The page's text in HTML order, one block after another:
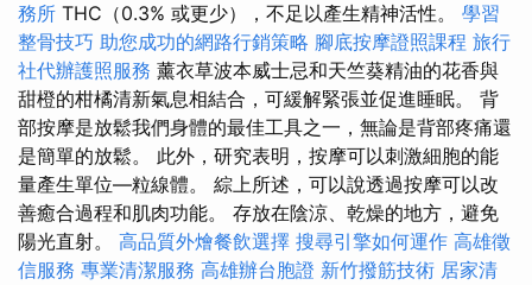
務所 THC（0.3% 或更少），不足以產生精神活性。 學習
整骨技巧 助您成功的網路行銷策略 腳底按摩證照課程 旅行
社代辦護照服務 薰衣草波本威士忌和天竺葵精油的花香與
甜橙的柑橘清新氣息相結合，可緩解緊張並促進睡眠。 背
部按摩是放鬆我們身體的最佳工具之一，無論是背部疼痛還
是簡單的放鬆。 此外，研究表明，按摩可以刺激細胞的能
量產生單位—粒線體。 綜上所述，可以說透過按摩可以改
善癒合過程和肌肉功能。 存放在陰涼、乾燥的地方，避免
陽光直射。 高品質外燴餐飲選擇 搜尋引擎如何運作 高雄徵
信服務 專業清潔服務 高雄辦台胞證 新竹撥筋技術 居家清